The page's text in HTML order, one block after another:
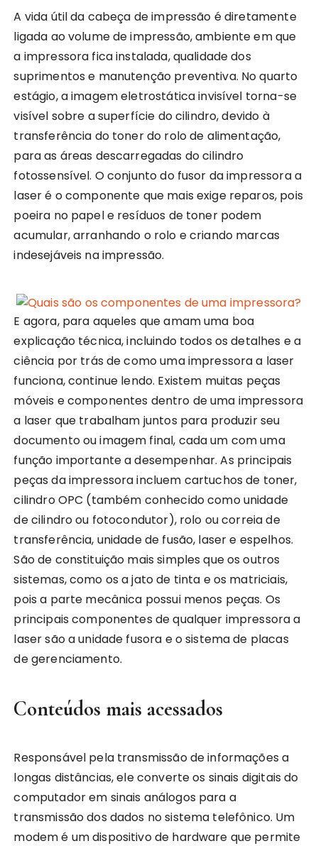
A vida útil da cabeça de impressão é diretamente
ligada ao volume de impressão, ambiente em que
a impressora fica instalada, qualidade dos
suprimentos e manutenção preventiva. No quarto
estágio, a imagem eletrostática invisível torna-se
visível sobre a superfície do cilindro, devido à
transferência do toner do rolo de alimentação,
para as áreas descarregadas do cilindro
fotossensível. O conjunto do fusor da impressora a
laser é o componente que mais exige reparos, pois
poeira no papel e resíduos de toner podem
acumular, arranhando o rolo e criando marcas
indesejáveis na impressão.
E agora, para aqueles que amam uma boa
explicação técnica, incluindo todos os detalhes e a
ciência por trás de como uma impressora a laser
funciona, continue lendo. Existem muitas peças
móveis e componentes dentro de uma impressora
a laser que trabalham juntos para produzir seu
documento ou imagem final, cada um com uma
função importante a desempenhar. As principais
peças da impressora incluem cartuchos de toner,
cilindro OPC (também conhecido como unidade
de cilindro ou fotocondutor), rolo ou correia de
transferência, unidade de fusão, laser e espelhos.
São de constituição mais simples que os outros
sistemas, como os a jato de tinta e os matriciais,
pois a parte mecânica possui menos peças. Os
principais componentes de qualquer impressora a
laser são a unidade fusora e o sistema de placas
de gerenciamento.
Conteúdos mais acessados
Responsável pela transmissão de informações a
longas distâncias, ele converte os sinais digitais do
computador em sinais análogos para a
transmissão dos dados no sistema telefônico. Um
modem é um dispositivo de hardware que permite